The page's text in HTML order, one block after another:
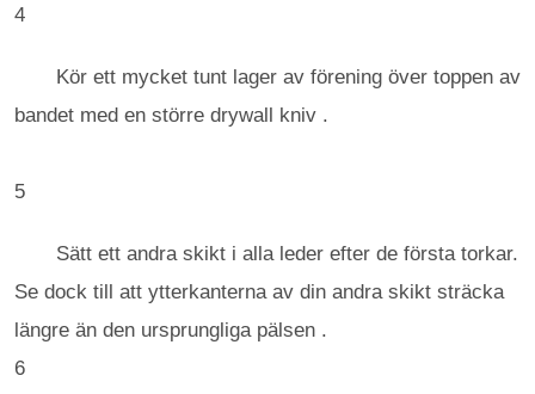
4
Kör ett mycket tunt lager av förening över toppen av
bandet med en större drywall kniv .
5
Sätt ett andra skikt i alla leder efter de första torkar.
Se dock till att ytterkanterna av din andra skikt sträcka
längre än den ursprungliga pälsen .
6